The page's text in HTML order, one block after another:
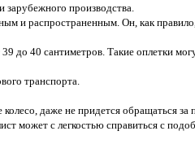
зарубежного производства.
и распространенным. Он, как
до 40 сантиметров. Такие оплетки
транспорта.
колесо, даже не придется обращаться
может с легкостью справиться с